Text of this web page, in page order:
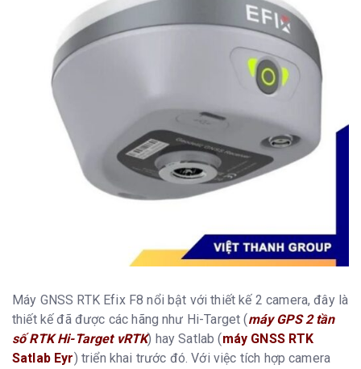
Máy GNSS RTK Efix F8 nổi bật với thiết kế 2 camera, đây là
thiết kế đã được các hãng như Hi-Target (máy GPS 2 tần
số RTK Hi-Target vRTK) hay Satlab (máy GNSS RTK
Satlab Eyr) triển khai trước đó. Với việc tích hợp camera